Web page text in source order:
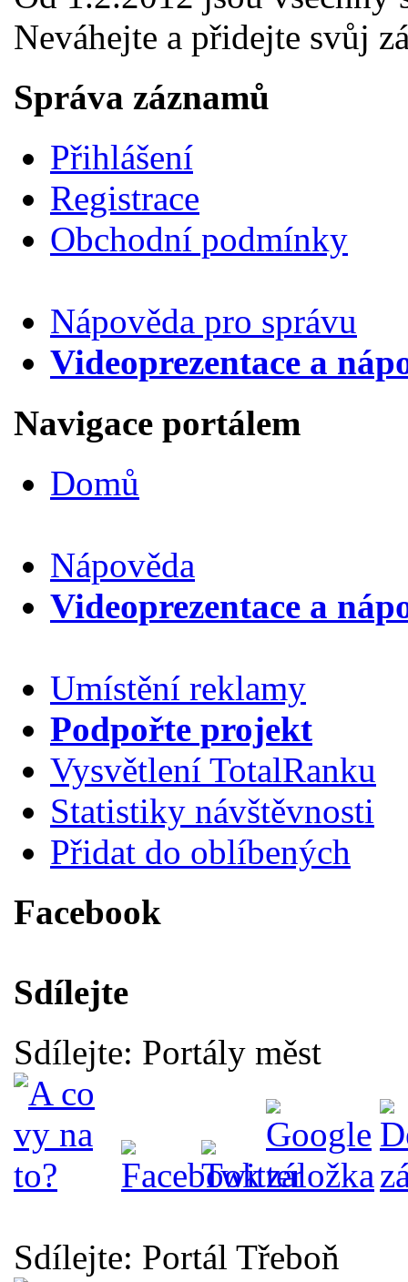
Neváhejte a přidejte svůj
Správa záznamů
Přihlášení
Registrace
Obchodní podmínky
Nápověda pro správu
Videoprezentace a
Navigace portálem
Domů
Nápověda
Videoprezentace a
Umístění reklamy
Podpořte projekt
Vysvětlení TotalRanku
Statistiky návštěvnosti
Přidat do oblíbených
Facebook
Sdílejte
Sdílejte: Portály měst
Sdílejte: Portál Třeboň